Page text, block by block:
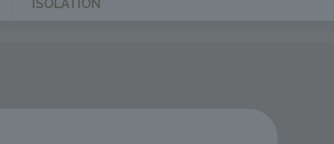
ISOLATION